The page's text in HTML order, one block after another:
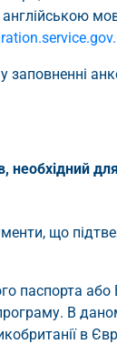
англійською
заповненні
необхідний
що
паспорта
В
в